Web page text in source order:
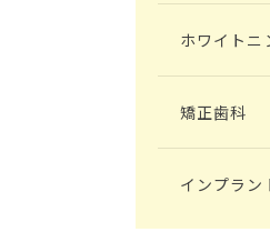
ホワイトニ
矯正歯科
インプラン